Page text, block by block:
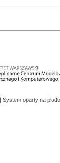
| System oparty na